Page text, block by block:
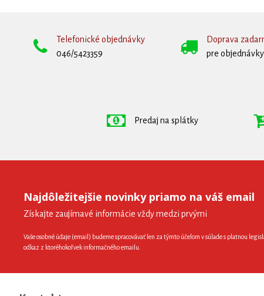
Telefonické objednávky
046/5423359
Doprava
pre
Predaj na splátky
Najdôležitejšie novinky priamo na váš email
Získajte zaujímavé informácie vždy medzi prvými
Vaše osobné údaje (email) budeme spracovávať len za týmto účelom v súlade s platnou
odkaz z ktoréhokoľvek informačného emailu.